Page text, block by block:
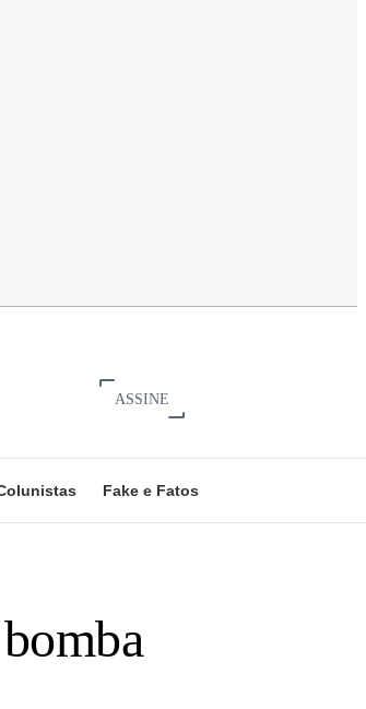
ASSINE
Fake e Fatos